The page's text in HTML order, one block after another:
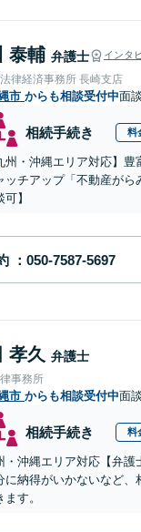
泰輔 弁護士 インタ
律経済事務所 長崎支店
市 からも相談受付中面
相続手続き 料
州・沖縄エリア対応】
ッチアップ「不動産が
】
孝久 弁護士
事務所
市 からも相談受付中面
相続手続き 料
・沖縄エリア対応【弁
に納得がいかないなど
ます。